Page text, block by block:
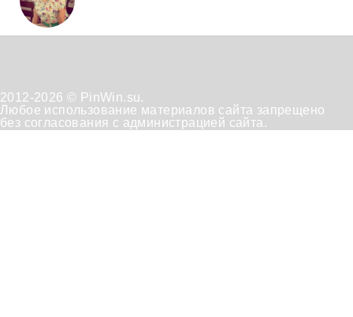
2012-2026 © PinWin.su.
Любое использование материалов сайта запрещено
без согласования с администрацией сайта.